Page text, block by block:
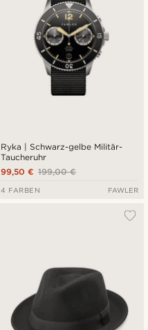
Ryka | Schwarz-gelbe Militär-
Taucheruhr
199,00 €
99,50 €
4 FARBEN FAWLER